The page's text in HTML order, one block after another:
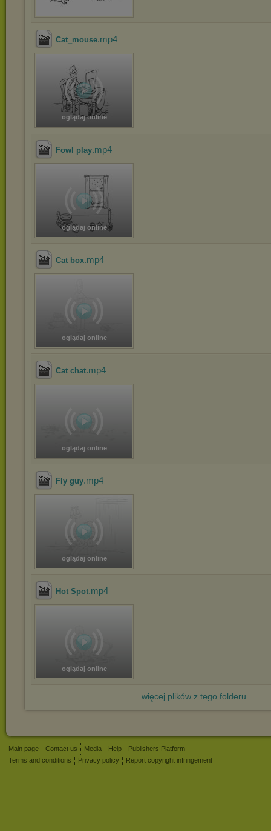
Cat_mouse.mp4
oglądaj online
Fowl play.mp4
oglądaj online
Cat box.mp4
oglądaj online
Cat chat.mp4
oglądaj online
Fly guy.mp4
oglądaj online
Hot Spot.mp4
oglądaj online
więcej plików z tego folderu...
Main page Contact us Media Help
Publishers Platform
Terms and conditions
Privacy policy Report copyright infringement